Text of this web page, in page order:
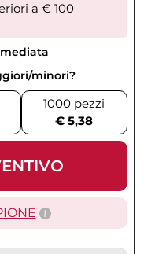
a € 100
minori?
1000 pezzi
€ 5,38